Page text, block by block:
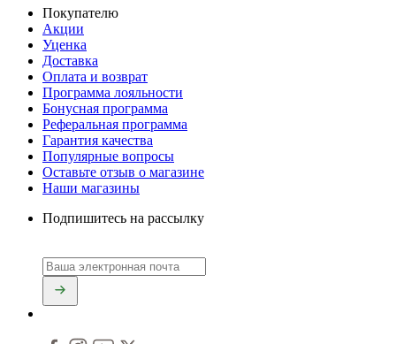
Покупателю
Акции
Уценка
Доставка
Оплата и возврат
Программа лояльности
Бонусная программа
Реферальная программа
Гарантия качества
Популярные вопросы
Оставьте отзыв о магазине
Наши магазины
Подпишитесь на рассылку